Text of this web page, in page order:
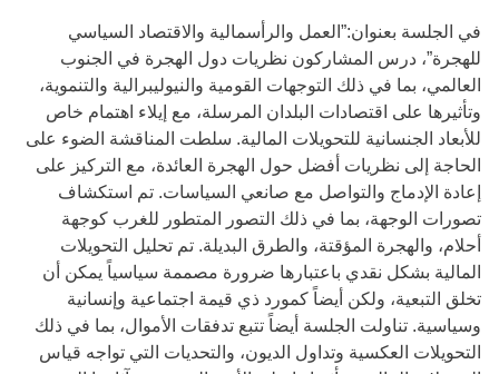
في الجلسة بعنوان:”العمل والرأسمالية والاقتصاد السياسي
للهجرة”، درس المشاركون نظريات دول الهجرة في الجنوب
العالمي، بما في ذلك التوجهات القومية والنيوليبرالية والتنموية،
وتأثيرها على اقتصادات البلدان المرسلة، مع إيلاء اهتمام خاص
للأبعاد الجنسانية للتحويلات المالية. سلطت المناقشة الضوء على
الحاجة إلى نظريات أفضل حول الهجرة العائدة، مع التركيز على
إعادة الإدماج والتواصل مع صانعي السياسات. تم استكشاف
تصورات الوجهة، بما في ذلك التصور المتطور للغرب كوجهة
أحلام، والهجرة المؤقتة، والطرق البديلة. تم تحليل التحويلات
المالية بشكل نقدي باعتبارها ضرورة مصممة سياسياً يمكن أن
تخلق التبعية، ولكن أيضاً كمورد ذي قيمة اجتماعية وإنسانية
وسياسية. تناولت الجلسة أيضاً تتبع تدفقات الأموال، بما في ذلك
التحويلات العكسية وتداول الديون، والتحديات التي تواجه قياس